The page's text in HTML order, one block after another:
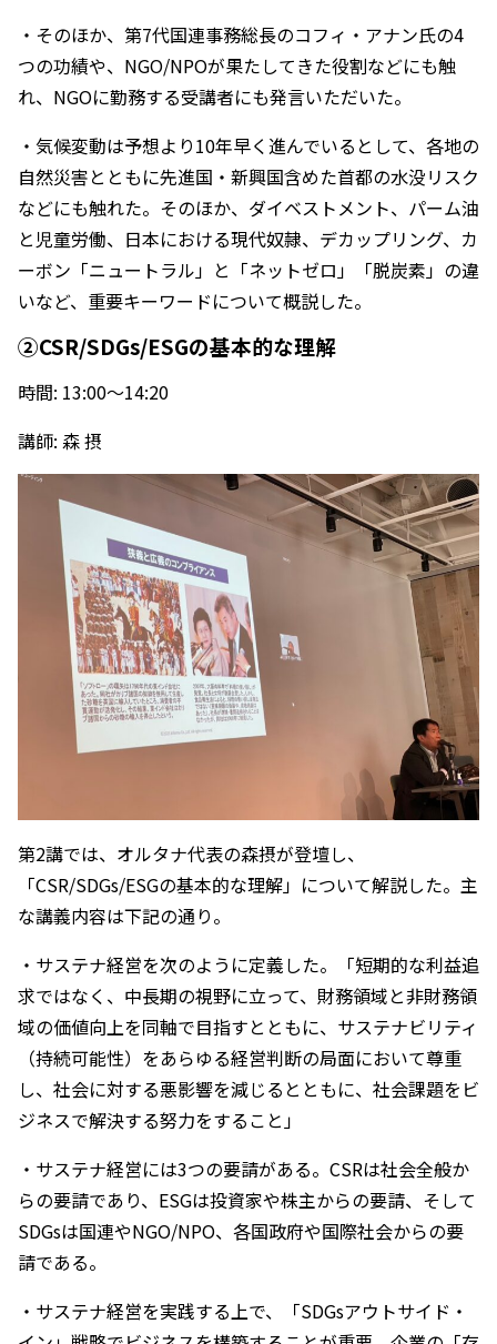
・そのほか、第7代国連事務総長のコフィ・アナン氏の4
つの功績や、NGO/NPOが果たしてきた役割などにも触
れ、NGOに勤務する受講者にも発言いただいた。
・気候変動は予想より10年早く進んでいるとして、各地の
自然災害とともに先進国・新興国含めた首都の水没リスク
などにも触れた。そのほか、ダイベストメント、パーム油
と児童労働、日本における現代奴隷、デカップリング、カ
ーボン「ニュートラル」と「ネットゼロ」「脱炭素」の違
いなど、重要キーワードについて概説した。
②CSR/SDGs/ESGの基本的な理解
時間: 13:00～14:20
講師: 森 摂
第2講では、オルタナ代表の森摂が登壇し、
「CSR/SDGs/ESGの基本的な理解」について解説した。主
な講義内容は下記の通り。
・サステナ経営を次のように定義した。「短期的な利益追
求ではなく、中長期の視野に立って、財務領域と非財務領
域の価値向上を同軸で目指すとともに、サステナビリティ
（持続可能性）をあらゆる経営判断の局面において尊重
し、社会に対する悪影響を減じるとともに、社会課題をビ
ジネスで解決する努力をすること」
・サステナ経営には3つの要請がある。CSRは社会全般か
らの要請であり、ESGは投資家や株主からの要請、そして
SDGsは国連やNGO/NPO、各国政府や国際社会からの要
請である。
・サステナ経営を実践する上で、「SDGsアウトサイド・